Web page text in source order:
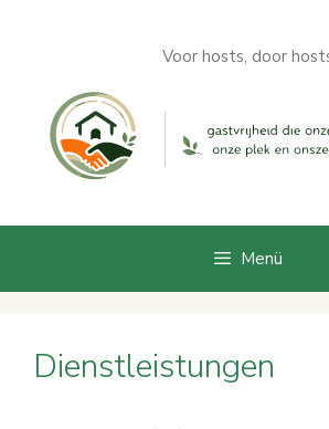
Voor hosts, door
Menü
Dienstleistungen